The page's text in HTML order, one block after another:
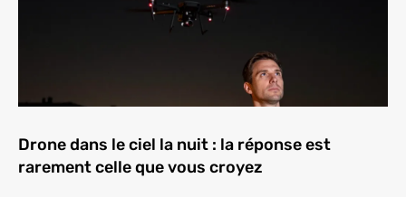
Drone dans le ciel la nuit : la réponse est
rarement celle que vous croyez